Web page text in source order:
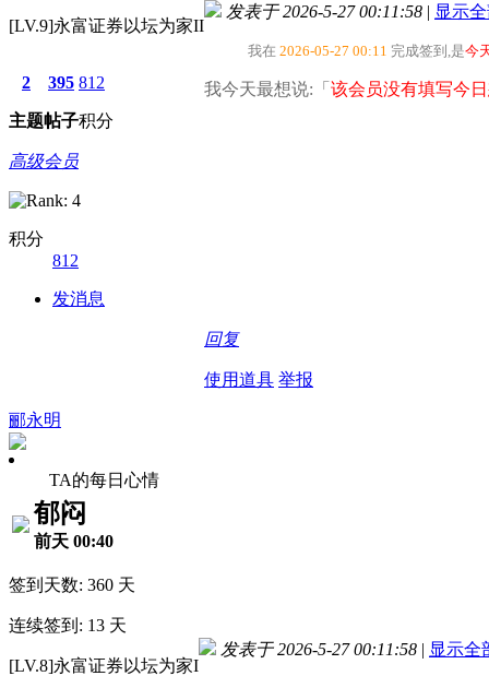
[LV.9]永富证券以坛为家II
2
主题
395
帖子
812
积分
高级会员
积分
812
发消息
发表于 2026-5-27 00:11:58 | 显示
我在 2026-05-27 00:11 完成签到,是今
我今天最想说:「 该会员没有填写今
回复
使用道具 举报
郦永明
TA的每日心情
郁闷
前天 00:40
签到天数: 360 天
连续签到: 13 天
[LV.8]永富证券以坛为家I
发表于 2026-5-27 00:11:58 | 显示全